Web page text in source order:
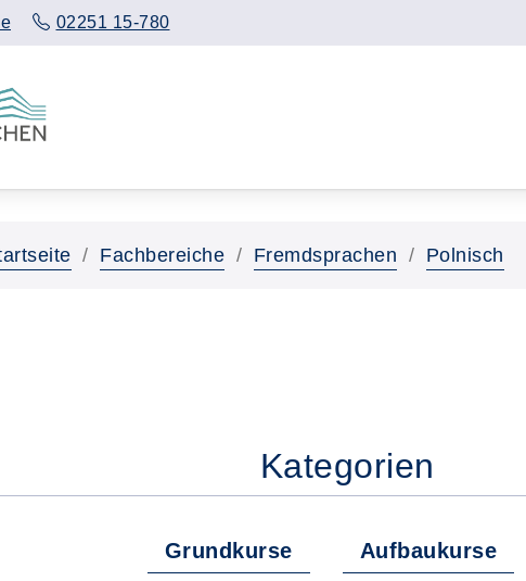
02251 15-780
Fachbereiche Fremdsprachen Polnisch
Kategorien
Grundkurse Aufbaukurse